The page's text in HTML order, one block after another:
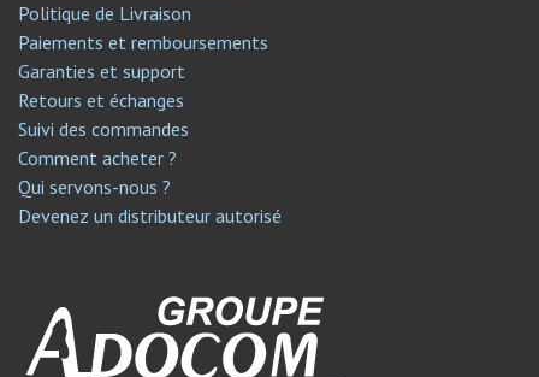
Politique de Livraison
Paiements et remboursements
Garanties et support
Retours et échanges
Suivi des commandes
Comment acheter ?
Qui servons-nous ?
Devenez un distributeur autorisé